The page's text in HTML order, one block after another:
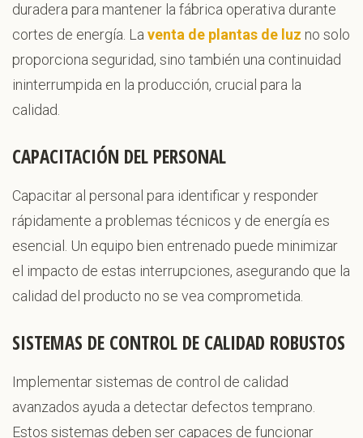
duradera para mantener la fábrica operativa durante
cortes de energía. La venta de plantas de luz no solo
proporciona seguridad, sino también una continuidad
ininterrumpida en la producción, crucial para la
calidad.
CAPACITACIÓN DEL PERSONAL
Capacitar al personal para identificar y responder
rápidamente a problemas técnicos y de energía es
esencial. Un equipo bien entrenado puede minimizar
el impacto de estas interrupciones, asegurando que la
calidad del producto no se vea comprometida.
SISTEMAS DE CONTROL DE CALIDAD ROBUSTOS
Implementar sistemas de control de calidad
avanzados ayuda a detectar defectos temprano.
Estos sistemas deben ser capaces de funcionar